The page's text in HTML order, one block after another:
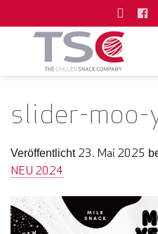
Inhalt
slider-moo-
Veröffentlicht 23. Mai 2025
NEU 2024